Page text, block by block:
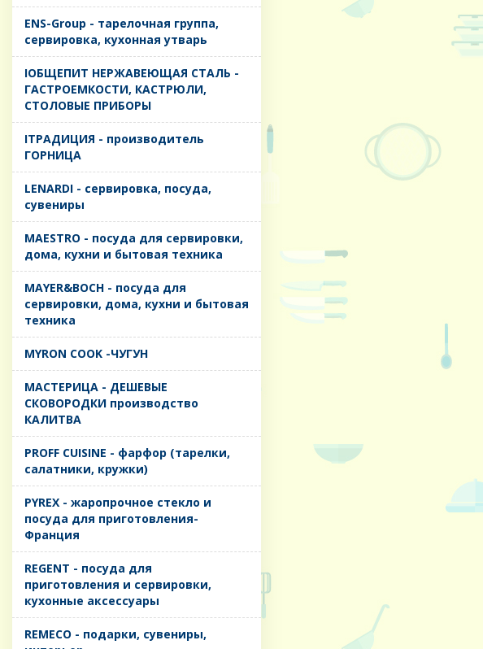
ENS-Group - тарелочная группа,
сервировка, кухонная утварь
IОБЩЕПИТ НЕРЖАВЕЮЩАЯ СТАЛЬ -
ГАСТРОЕМКОСТИ, КАСТРЮЛИ,
СТОЛОВЫЕ ПРИБОРЫ
IТРАДИЦИЯ - производитель
ГОРНИЦА
LENARDI - сервировка, посуда,
сувениры
MAESTRO - посуда для сервировки,
дома, кухни и бытовая техника
MAYER&BOCH - посуда для
сервировки, дома, кухни и бытовая
техника
MYRON COOK -ЧУГУН
MАСТЕРИЦА - ДЕШЕВЫЕ
СКОВОРОДКИ производство
КАЛИТВА
PROFF CUISINE - фарфор (тарелки,
салатники, кружки)
PYREX - жаропрочное стекло и
посуда для приготовления-
Франция
REGENT - посуда для
приготовления и сервировки,
кухонные аксессуары
REMECO - подарки, сувениры,